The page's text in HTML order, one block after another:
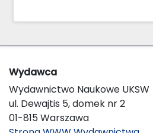
Wydawca
Wydawnictwo Naukowe UKSW
ul. Dewajtis 5, domek nr 2
01-815 Warszawa